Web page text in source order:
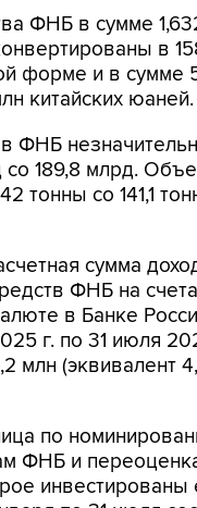
ФНБ в сумме
в
форме и в сумме
китайских юаней.
ФНБ
со 189,8 млрд.
тонны со 141,1
сумма
ФНБ на
в Банке
г. по 31 июля
млн (эквивалент
по
ФНБ и
инвестированы